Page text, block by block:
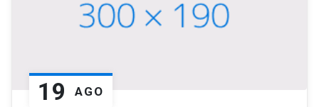
19 AGO